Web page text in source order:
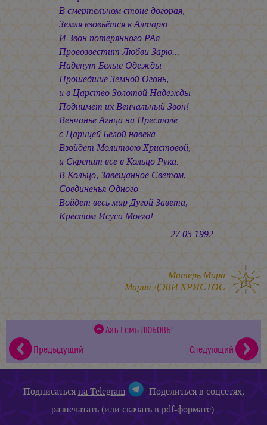
В смертельном стоне догорая,
Земля взовьётся к Алтарю.
И Звон потерянного РАя
Провозвестит Любви Зарю...
Наденут Белые Одежды
Прошедшие Земной Огонь,
и в Царство Золотой Надежды
Поднимет их Венчальный Звон!
Венчанье Агнца на Престоле
с Царицей Белой навека
Взойдёт Молитвою Христовой,
и Скрепит всё в Кольцо Рука.
В Кольцо, Завещанное Светом,
Соединенья Одного
Войдёт весь мир Дугой Завета,
Крестом Исуса Моего!..
27.05.1992
Матерь Мира
Мария ДЭВИ ХРИСТОС
Азъ Есмь ЛЮБОВЬ!
Предыдущий
Следующий
Подписатьсяна Telegram
Поделиться в соцсетях,
разпечатать (или скачать в pdf-формате):